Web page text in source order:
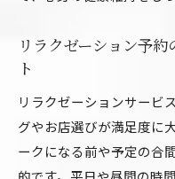
リラクゼーション予
ト
リラクゼーションサービ
グやお店選びが満足度に
ークになる前や予定の合